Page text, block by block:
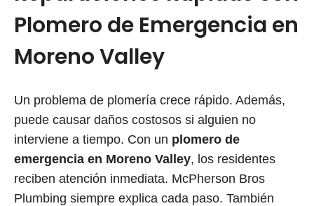
Plomero de Emergencia en
Moreno Valley
Un problema de plomería crece rápido. Además,
puede causar daños costosos si alguien no
interviene a tiempo. Con un plomero de
emergencia en Moreno Valley, los residentes
reciben atención inmediata. McPherson Bros
Plumbing siempre explica cada paso. También